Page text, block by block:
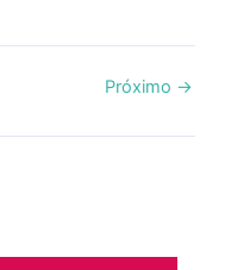
Próximo →